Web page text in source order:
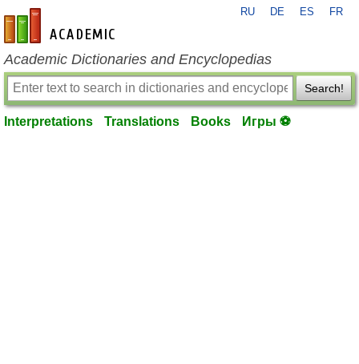
en-academic.com
RU DE ES FR
Academic Dictionaries and Encyclopedias
Search!
Interpretations Translations Books Игры ⚽